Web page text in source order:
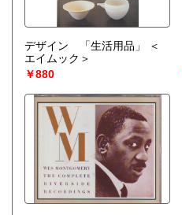
デザイン 「生活用品」 ＜
エイムック＞
￥880